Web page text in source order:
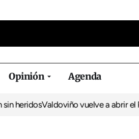
Opinión Agenda
Valdoviño vuelve a abrir el Pantín